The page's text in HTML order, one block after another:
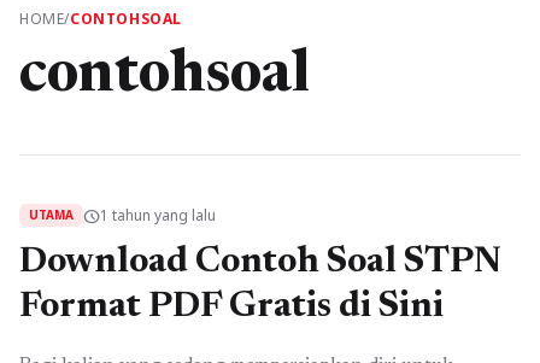
HOME/CONTOHSOAL
contohsoal
UTAMA schedule1 tahun yang lalu
Download Contoh Soal STPN
Format PDF Gratis di Sini